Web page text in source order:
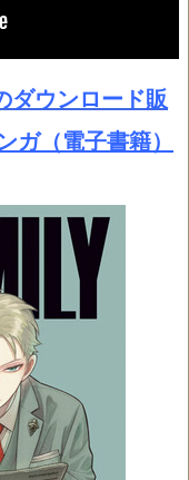
ダウンロード販
ガ（電子書籍）